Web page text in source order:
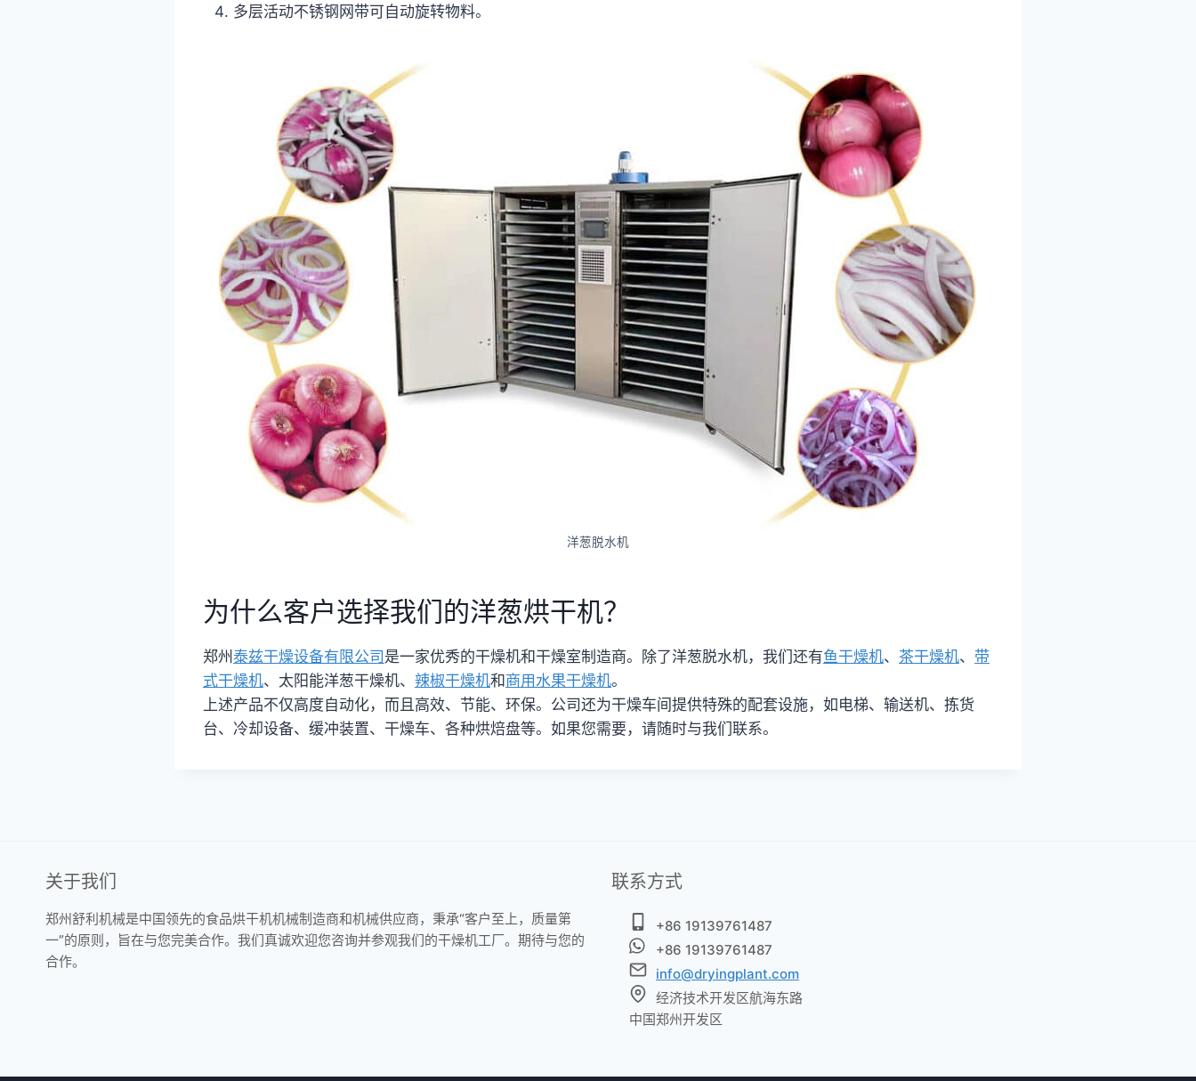
多层活动不锈钢网带可自动旋转物料。
洋葱脱水机
为什么客户选择我们的洋葱烘干机？
郑州泰兹干燥设备有限公司是一家优秀的干燥机和干燥室制造商。除了洋葱脱水机，我们还有鱼干燥机、 茶干燥机、 带
式干燥机、太阳能洋葱干燥机、 辣椒干燥机和商用水果干燥机。
上述产品不仅高度自动化，而且高效、节能、环保。公司还为干燥车间提供特殊的配套设施，如电梯、输送机、拣货
台、冷却设备、缓冲装置、干燥车、各种烘焙盘等。如果您需要，请随时与我们联系。
关于我们
郑州舒利机械是中国领先的食品烘干机机械制造商和机械供应商，秉承“客户至上，质量第
一”的原则，旨在与您完美合作。我们真诚欢迎您咨询并参观我们的干燥机工厂。期待与您的
合作。
联系方式
+86 19139761487
+86 19139761487
info@dryingplant.com
经济技术开发区航海东路
中国郑州开发区